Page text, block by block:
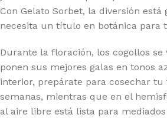
Con Gelato Sorbet, la diversión está
necesita un título en botánica para
Durante la floración, los cogollos se
ponen sus mejores galas en tonos
interior, prepárate para cosechar tu
semanas, mientras que en el
al aire libre está lista para